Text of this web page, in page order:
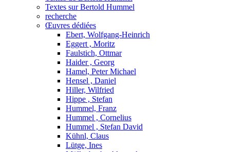
Textes sur Bertold Hummel
recherche
Œuvres dédiées
Ebert, Wolfgang-Heinrich
Eggert , Moritz
Faulstich, Ottmar
Haider , Georg
Hamel, Peter Michael
Hensel , Daniel
Hiller, Wilfried
Hippe , Stefan
Hummel, Franz
Hummel , Cornelius
Hummel , Stefan David
Kühnl, Claus
Lütge, Ines